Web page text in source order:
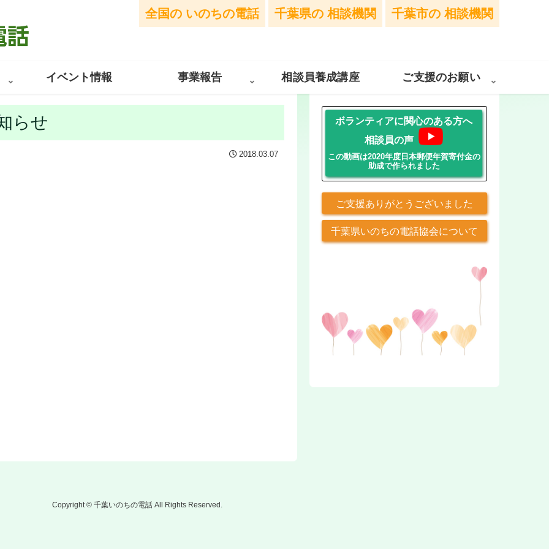
全国の いのちの電話 千葉県の 相談機関 千葉市の 相談機関
イベント情報 事業報告 相談員養成講座 ご支援のお願い
らせ
2018.03.07
ボランティアに関心のある方へ
相談員の声
この動画は2020年度日本郵便年賀寄付金の
助成で作られました
ご支援ありがとうございました
千葉県いのちの電話協会について
Copyright © 千葉いのちの電話 All Rights Reserved.